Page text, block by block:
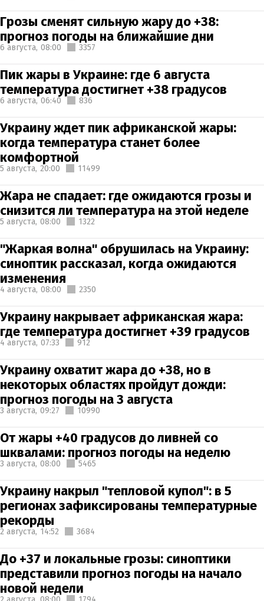
Грозы сменят сильную жару до +38:
прогноз погоды на ближайшие дни
6 августа, 08:00 3357
Пик жары в Украине: где 6 августа
температура достигнет +38 градусов
6 августа, 06:40 836
Украину ждет пик африканской жары:
когда температура станет более
комфортной
5 августа, 20:00 11499
Жара не спадает: где ожидаются грозы и
снизится ли температура на этой неделе
5 августа, 08:00 1322
"Жаркая волна" обрушилась на Украину:
синоптик рассказал, когда ожидаются
изменения
4 августа, 08:00 2350
Украину накрывает африканская жара:
где температура достигнет +39 градусов
4 августа, 07:33 912
Украину охватит жара до +38, но в
некоторых областях пройдут дожди:
прогноз погоды на 3 августа
3 августа, 09:27 10990
От жары +40 градусов до ливней со
шквалами: прогноз погоды на неделю
3 августа, 08:00 5465
Украину накрыл "тепловой купол": в 5
регионах зафиксированы температурные
рекорды
2 августа, 14:52 3684
До +37 и локальные грозы: синоптики
представили прогноз погоды на начало
новой недели